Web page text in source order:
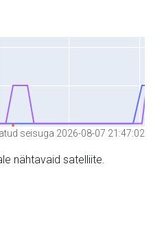
seisuga 2026-08-07 21:47:02
nähtavaid satelliite.